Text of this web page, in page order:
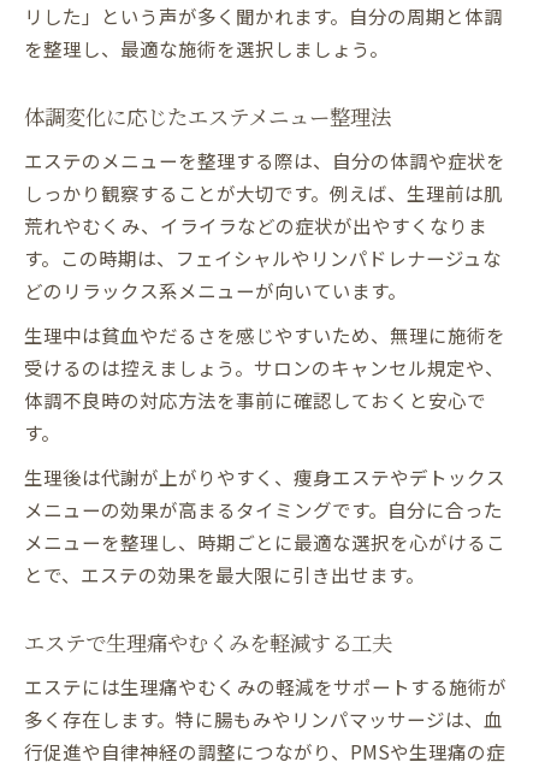
リした」という声が多く聞かれます。自分の周期と体調
を整理し、最適な施術を選択しましょう。
体調変化に応じたエステメニュー整理法
エステのメニューを整理する際は、自分の体調や症状を
しっかり観察することが大切です。例えば、生理前は肌
荒れやむくみ、イライラなどの症状が出やすくなりま
す。この時期は、フェイシャルやリンパドレナージュな
どのリラックス系メニューが向いています。
生理中は貧血やだるさを感じやすいため、無理に施術を
受けるのは控えましょう。サロンのキャンセル規定や、
体調不良時の対応方法を事前に確認しておくと安心で
す。
生理後は代謝が上がりやすく、痩身エステやデトックス
メニューの効果が高まるタイミングです。自分に合った
メニューを整理し、時期ごとに最適な選択を心がけるこ
とで、エステの効果を最大限に引き出せます。
エステで生理痛やむくみを軽減する工夫
エステには生理痛やむくみの軽減をサポートする施術が
多く存在します。特に腸もみやリンパマッサージは、血
行促進や自律神経の調整につながり、PMSや生理痛の症